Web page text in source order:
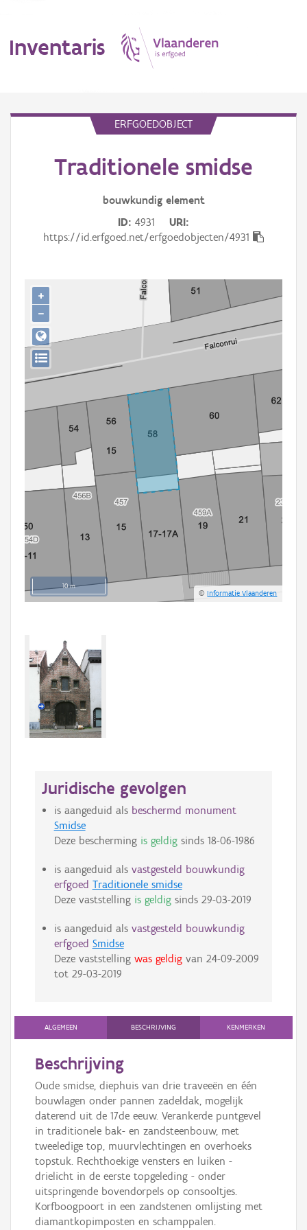
Inventaris
Gebeurtenis
Persoon of collectief
Downloads
Hergebruik
Aanmelden
ERFGOEDOBJECT
Traditionele smidse
bouwkundig element
ID 4931
URI
https://id.erfgoed.net/erfgoedobjecten/4931
10 m
©Informatie Vlaanderen
+
−
Juridische gevolgen
is aangeduid als beschermd monument
Smidse
Deze bescherming is geldigsinds 18-06-1986
is aangeduid als vastgesteld bouwkundig
erfgoed Traditionele smidse
Deze vaststelling is geldigsinds 29-03-2019
is aangeduid als vastgesteld bouwkundig
erfgoed Smidse
Deze vaststelling was geldigvan 24-09-2009
tot 29-03-2019
ALGEMEEN BESCHRIJVING KENMERKEN
Beschrijving
Oude smidse, diephuis van drie traveeën en één
bouwlagen onder pannen zadeldak, mogelijk
daterend uit de 17de eeuw. Verankerde puntgevel
in traditionele bak- en zandsteenbouw, met
tweeledige top, muurvlechtingen en overhoeks
topstuk. Rechthoekige vensters en luiken -
drielicht in de eerste topgeleding - onder
uitspringende bovendorpels op consooltjes.
Korfboogpoort in een zandstenen omlijsting met
diamantkopimposten en schamppalen.